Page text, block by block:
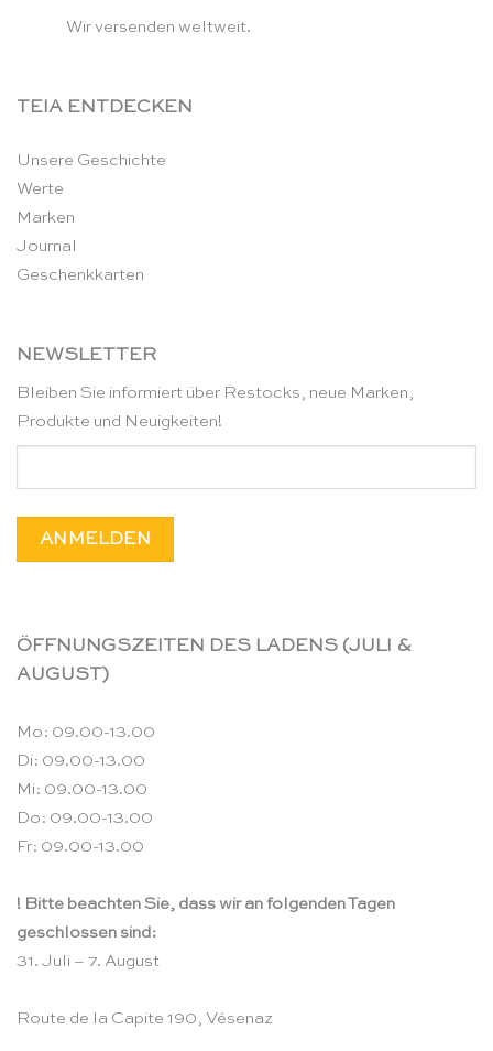
Wir versenden weltweit.
TEIA ENTDECKEN
Unsere Geschichte
Werte
Marken
Journal
Geschenkkarten
NEWSLETTER
Bleiben Sie informiert über Restocks, neue Marken,
Produkte und Neuigkeiten!
ÖFFNUNGSZEITEN DES LADENS (JULI &
AUGUST)
Mo: 09.00-13.00
Di: 09.00-13.00
Mi: 09.00-13.00
Do: 09.00-13.00
Fr: 09.00-13.00
! Bitte beachten Sie, dass wir an folgenden Tagen
geschlossen sind:
31. Juli – 7. August
Route de la Capite 190, Vésenaz